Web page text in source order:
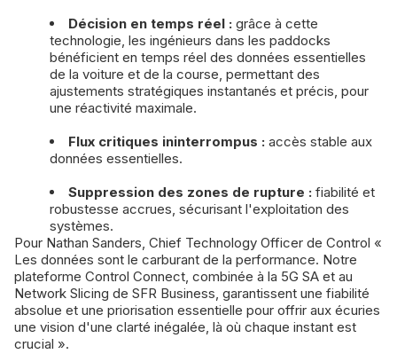
Décision en temps réel : grâce à cette
technologie, les ingénieurs dans les paddocks
bénéficient en temps réel des données essentielles
de la voiture et de la course, permettant des
ajustements stratégiques instantanés et précis, pour
une réactivité maximale.
Flux critiques ininterrompus : accès stable aux
données essentielles.
Suppression des zones de rupture : fiabilité et
robustesse accrues, sécurisant l'exploitation des
systèmes.
Pour Nathan Sanders, Chief Technology Officer de Control «
Les données sont le carburant de la performance. Notre
plateforme Control Connect, combinée à la 5G SA et au
Network Slicing de SFR Business, garantissent une fiabilité
absolue et une priorisation essentielle pour offrir aux écuries
une vision d'une clarté inégalée, là où chaque instant est
crucial ».